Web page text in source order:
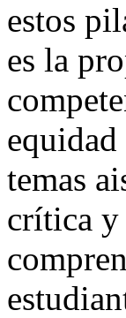
estos
es la
temas
crítica y